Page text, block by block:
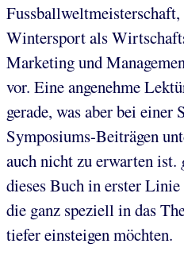
Fussballweltmeisterschaft,
Wintersport als
Marketing und
vor. Eine angenehme
gerade, was aber bei einer
Symposiums-Beiträgen
auch nicht zu erwarten ist.
dieses Buch in erster
die ganz speziell in das
tiefer einsteigen möchten.